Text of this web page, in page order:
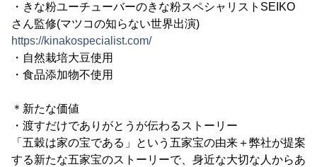
・きな粉ユーチューバーのきな粉スペシャリストSEIKO
さん監修(マツコの知らない世界出演)
https://kinakospecialist.com/
・自然栽培大豆使用
・食品添加物不使用
＊新たな価値
・渡すだけでありがとうが伝わるストーリー
「五穀は家の宝である」という五家宝の由来＋弊社が提案
する新たな五家宝のストーリーで、身近な大切な人からあ